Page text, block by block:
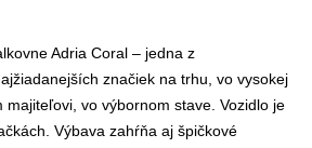
Adria Coral – jedna z
značiek na trhu, vo vysokej
majiteľovi, vo výbornom stave. Vozidlo je
Výbava zahŕňa aj špičkové